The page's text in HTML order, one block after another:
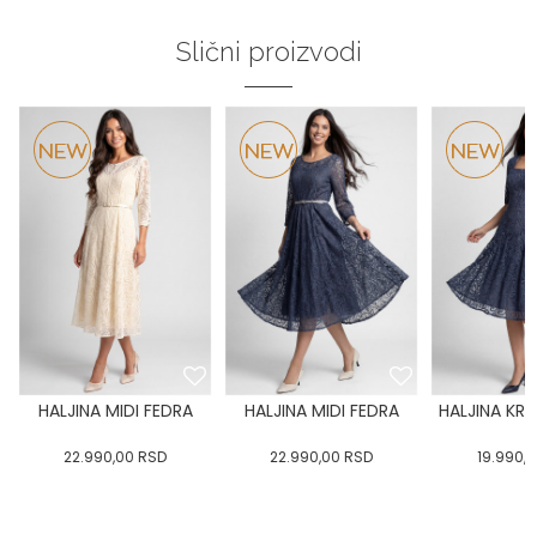
Slični proizvodi
HALJINA MIDI FEDRA
22.990,00 RSD
HALJINA MIDI FEDRA
22.990,00 RSD
HALJINA